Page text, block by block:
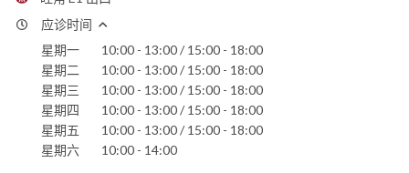
应诊时间
星期一
10:00 - 13:00 / 15:00 - 18:00
星期二
10:00 - 13:00 / 15:00 - 18:00
星期三
10:00 - 13:00 / 15:00 - 18:00
星期四
10:00 - 13:00 / 15:00 - 18:00
星期五
10:00 - 13:00 / 15:00 - 18:00
星期六
10:00 - 14:00